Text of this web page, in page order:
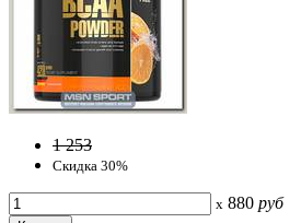
1 253
Скидка 30%
x 880 руб